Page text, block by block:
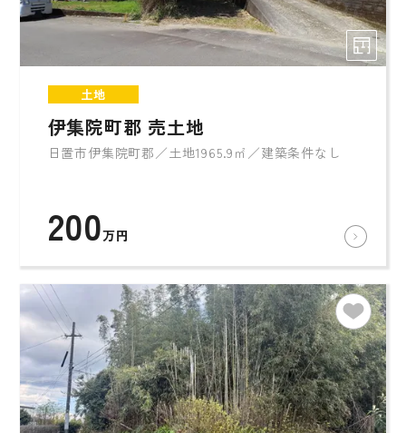
土地
伊集院町郡 売土地
日置市伊集院町郡／土地1965.9㎡／建築条件なし
200万円